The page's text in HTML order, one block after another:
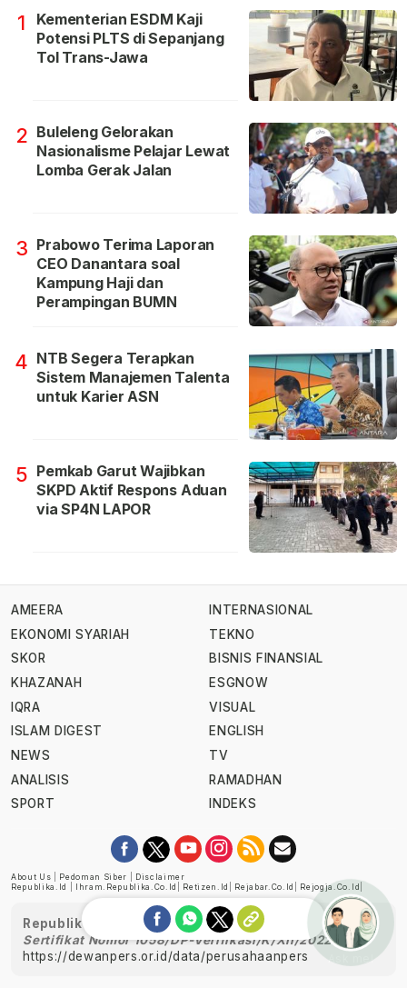
1
Kementerian ESDM Kaji
Potensi PLTS di Sepanjang
Tol Trans-Jawa
2 Buleleng Gelorakan
Nasionalisme Pelajar Lewat
Lomba Gerak Jalan
3 Prabowo Terima Laporan
CEO Danantara soal
Kampung Haji dan
Perampingan BUMN
4 NTB Segera Terapkan
Sistem Manajemen Talenta
untuk Karier ASN
5 Pemkab Garut Wajibkan
SKPD Aktif Respons Aduan
via SP4N LAPOR
AMEERA
EKONOMI SYARIAH
SKOR
KHAZANAH
IQRA
ISLAM DIGEST
NEWS
ANALISIS
SPORT
INTERNASIONAL
TEKNO
BISNIS FINANSIAL
ESGNOW
VISUAL
ENGLISH
TV
RAMADHAN
INDEKS
About Us Pedoman Siber
Disclaimer
Republika.id
Ihram.republika.co.id Retizen.id Rejabar.co.id Rejogja.co.id
Republika telah diverifikasi oleh Dewan Pers
Sertifikat Nomor 1058/DP-Verifikasi/K/XII/2022
https://dewanpers.or.id/data/perusahaanpers
Ask me!